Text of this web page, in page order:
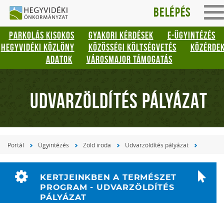
Gyorsbillentyűk
listája
Keresés:
"S"
Bejelentkezés:
Hegyvidéki
Önkormányzat
Belépés
PARKOLÁS KISOKOS GYAKORI KÉRDÉSEK
E-ÜGYINTÉZÉS
HEGYVIDÉKI KÖZLÖNY
KÖZÖSSÉGI KÖLTSÉGVETÉS
ADATOK
VÁROSMAJOR TÁMOGATÁS
UDVARZÖLDÍTÉS PÁLYÁZAT
Portál Ügyintézés Zöld iroda Udvarzöldítés pályázat
KERTJEINKBEN A TERMÉSZET
PROGRAM - UDVARZÖLDÍTÉS
PÁLYÁZAT